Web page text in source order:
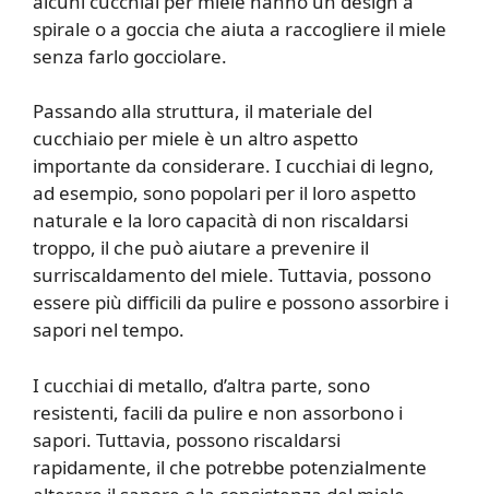
spirale o a goccia che aiuta a raccogliere il miele
senza farlo gocciolare.
Passando alla struttura, il materiale del
cucchiaio per miele è un altro aspetto
importante da considerare. I cucchiai di legno,
ad esempio, sono popolari per il loro aspetto
naturale e la loro capacità di non riscaldarsi
troppo, il che può aiutare a prevenire il
surriscaldamento del miele. Tuttavia, possono
essere più difficili da pulire e possono assorbire i
sapori nel tempo.
I cucchiai di metallo, d’altra parte, sono
resistenti, facili da pulire e non assorbono i
sapori. Tuttavia, possono riscaldarsi
rapidamente, il che potrebbe potenzialmente